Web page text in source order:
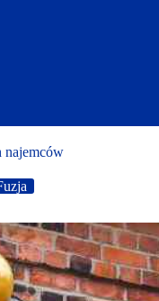
najemców